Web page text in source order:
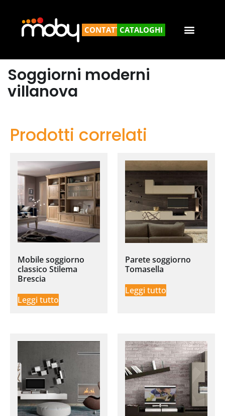
CONTATTACICATALOGHI
Soggiorni moderni
villanova
Prodotti correlati
Mobile soggiorno
classico Stilema
Brescia
Leggi tutto
Parete soggiorno
Tomasella
Leggi tutto